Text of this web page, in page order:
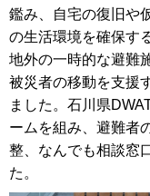
鑑み、自宅の復旧や
の生活環境を確保す
地外の一時的な避難
被災者の移動を支援
ました。石川県
ームを組み、避難者
整、なんでも相談窓
た。